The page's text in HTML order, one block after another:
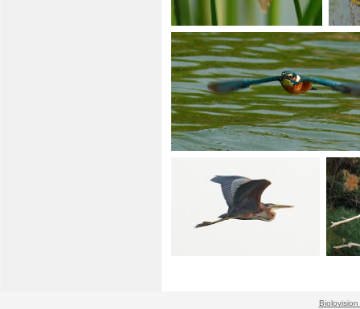
Biolovision